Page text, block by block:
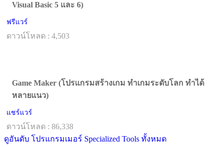
Visual Basic 5 และ 6)
ฟรีแวร์
ดาวน์โหลด : 4,503
Game Maker (โปรแกรมสร้างเกม ทำเกมระดับโลก ทำได้
หลายแนว)
แชร์แวร์
ดาวน์โหลด : 86,338
ดูอันดับ โปรแกรมเมอร์ Specialized Tools ทั้งหมด